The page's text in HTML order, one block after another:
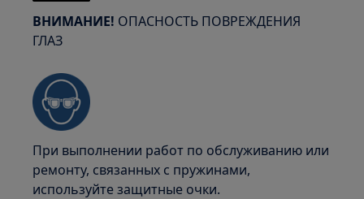
ВНИМАНИЕ! ОПАСНОСТЬ ПОВРЕЖДЕНИЯ
ГЛАЗ
При выполнении работ по обслуживанию или
ремонту, связанных с пружинами,
используйте защитные очки.